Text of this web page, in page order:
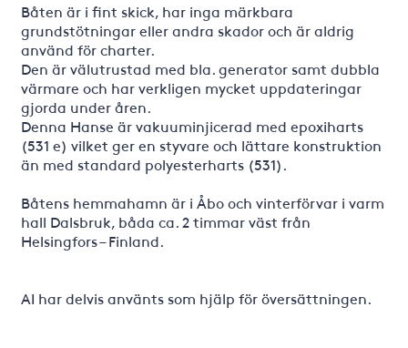
Båten är i fint skick, har inga märkbara
grundstötningar eller andra skador och är aldrig
använd för charter.
Den är välutrustad med bla. generator samt dubbla
värmare och har verkligen mycket uppdateringar
gjorda under åren.
Denna Hanse är vakuuminjicerad med epoxiharts
(531 e) vilket ger en styvare och lättare konstruktion
än med standard polyesterharts (531).
Båtens hemmahamn är i Åbo och vinterförvar i varm
hall Dalsbruk, båda ca. 2 timmar väst från
Helsingfors – Finland.
AI har delvis använts som hjälp för översättningen.